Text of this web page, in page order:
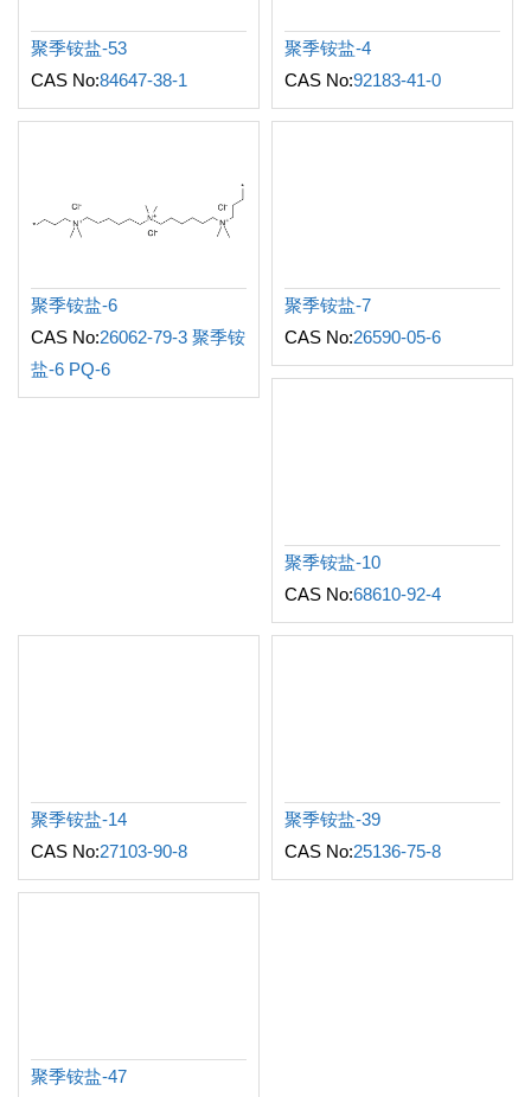
聚季铵盐-53
CAS No:84647-38-1
聚季铵盐-4
CAS No:92183-41-0
聚季铵盐-6
CAS No:26062-79-3 聚季铵
盐-6 PQ-6
聚季铵盐-7
CAS No:26590-05-6
聚季铵盐-10
CAS No:68610-92-4
聚季铵盐-14
CAS No:27103-90-8
聚季铵盐-39
CAS No:25136-75-8
聚季铵盐-47